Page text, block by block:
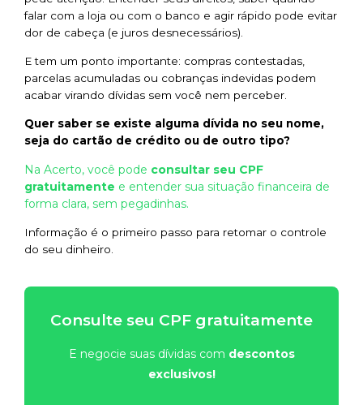
falar com a loja ou com o banco e agir rápido pode evitar
dor de cabeça (e juros desnecessários).
E tem um ponto importante: compras contestadas,
parcelas acumuladas ou cobranças indevidas podem
acabar virando dívidas sem você nem perceber.
Quer saber se existe alguma dívida no seu nome,
seja do cartão de crédito ou de outro tipo?
Na Acerto, você pode consultar seu CPF
gratuitamente e entender sua situação financeira de
forma clara, sem pegadinhas.
Informação é o primeiro passo para retomar o controle
do seu dinheiro.
Consulte seu CPF gratuitamente
E negocie suas dívidas com descontos
exclusivos!